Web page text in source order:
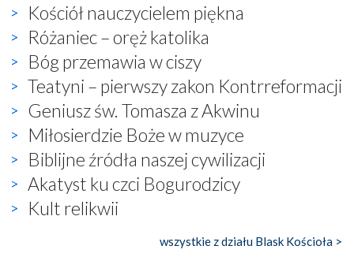
Kościół nauczycielem piękna
Różaniec – oręż katolika
Bóg przemawia w ciszy
Teatyni – pierwszy zakon Kontrreformacji
Geniusz św. Tomasza z Akwinu
Miłosierdzie Boże w muzyce
Biblijne źródła naszej cywilizacji
Akatyst ku czci Bogurodzicy
Kult relikwii
wszystkie z działu Blask Kościoła >